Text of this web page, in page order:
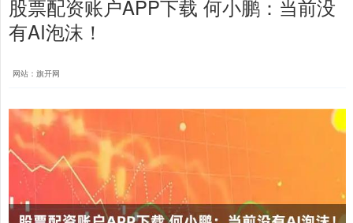
股票配资账户APP下载 何小鹏：当前没
有AI泡沫！
网站：旗开网